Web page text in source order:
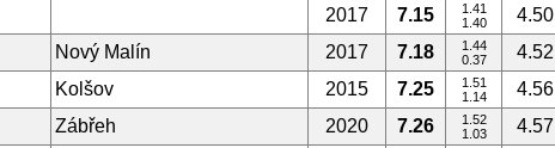
2017 7.15
1.41
1.40
4.50
Nový Malín 2017 7.18
1.44
0.37
4.52
Kolšov 2015 7.25
1.51
1.14
4.56
Zábřeh 2020 7.26
1.52
1.03
4.57